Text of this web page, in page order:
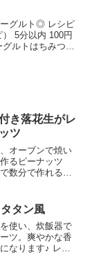
グルト◎ レシピ
5分以内 100円
ルトはちみつレ
き落花生がレ
ツ
オーブンで焼い
るピーナッツ
数分で作れる！
し 材料殻付き落
タン風
使い、炊飯器で
ツ。爽やかな香
なります♪ レシ